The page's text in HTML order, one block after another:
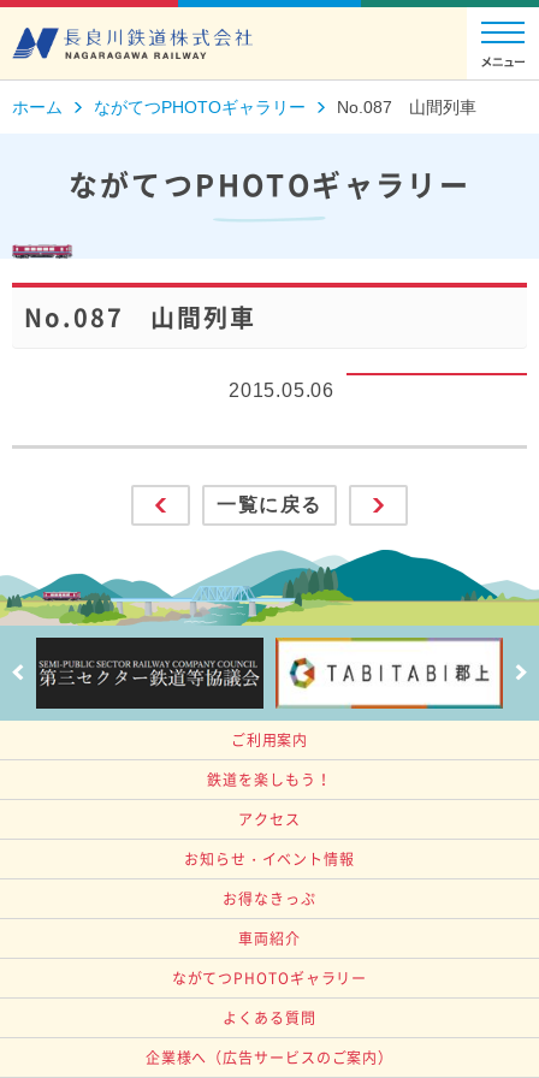
ホーム ながてつPHOTOギャラリー No.087 山間列車
ながてつPHOTOギャラリー
No.087 山間列車
2015.05.06
一覧に戻る
ご利用案内
鉄道を楽しもう！
アクセス
お知らせ・イベント情報
お得なきっぷ
車両紹介
ながてつPHOTOギャラリー
よくある質問
企業様へ （広告サービスのご案内）